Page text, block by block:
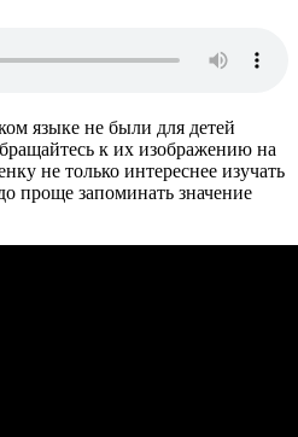
языке не были для детей
к их изображению на
не только интереснее изучать
проще запоминать значение